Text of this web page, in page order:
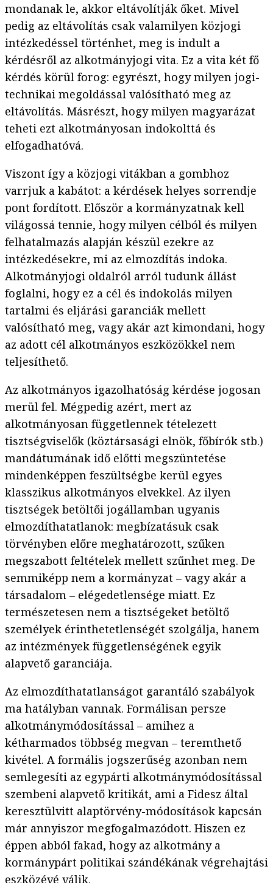
mondanak le, akkor eltávolítják őket. Mivel
pedig az eltávolítás csak valamilyen közjogi
intézkedéssel történhet, meg is indult a
kérdésről az alkotmányjogi vita. Ez a vita két fő
kérdés körül forog: egyrészt, hogy milyen jogi-
technikai megoldással valósítható meg az
eltávolítás. Másrészt, hogy milyen magyarázat
teheti ezt alkotmányosan indokolttá és
elfogadhatóvá.
Viszont így a közjogi vitákban a gombhoz
varrjuk a kabátot: a kérdések helyes sorrendje
pont fordított. Először a kormányzatnak kell
világossá tennie, hogy milyen célból és milyen
felhatalmazás alapján készül ezekre az
intézkedésekre, mi az elmozdítás indoka.
Alkotmányjogi oldalról arról tudunk állást
foglalni, hogy ez a cél és indokolás milyen
tartalmi és eljárási garanciák mellett
valósítható meg, vagy akár azt kimondani, hogy
az adott cél alkotmányos eszközökkel nem
teljesíthető.
Az alkotmányos igazolhatóság kérdése jogosan
merül fel. Mégpedig azért, mert az
alkotmányosan függetlennek tételezett
tisztségviselők (köztársasági elnök, főbírók stb.)
mandátumának idő előtti megszüntetése
mindenképpen feszültségbe kerül egyes
klasszikus alkotmányos elvekkel. Az ilyen
tisztségek betöltői jogállamban ugyanis
elmozdíthatatlanok: megbízatásuk csak
törvényben előre meghatározott, szűken
megszabott feltételek mellett szűnhet meg. De
semmiképp nem a kormányzat – vagy akár a
társadalom – elégedetlensége miatt. Ez
természetesen nem a tisztségeket betöltő
személyek érinthetetlenségét szolgálja, hanem
az intézmények függetlenségének egyik
alapvető garanciája.
Az elmozdíthatatlanságot garantáló szabályok
ma hatályban vannak. Formálisan persze
alkotmánymódosítással – amihez a
kétharmados többség megvan – teremthető
kivétel. A formális jogszerűség azonban nem
semlegesíti az egypárti alkotmánymódosítással
szembeni alapvető kritikát, ami a Fidesz által
keresztülvitt alaptörvény-módosítások kapcsán
már annyiszor megfogalmazódott. Hiszen ez
éppen abból fakad, hogy az alkotmány a
kormánypárt politikai szándékának végrehajtási
eszközévé válik.